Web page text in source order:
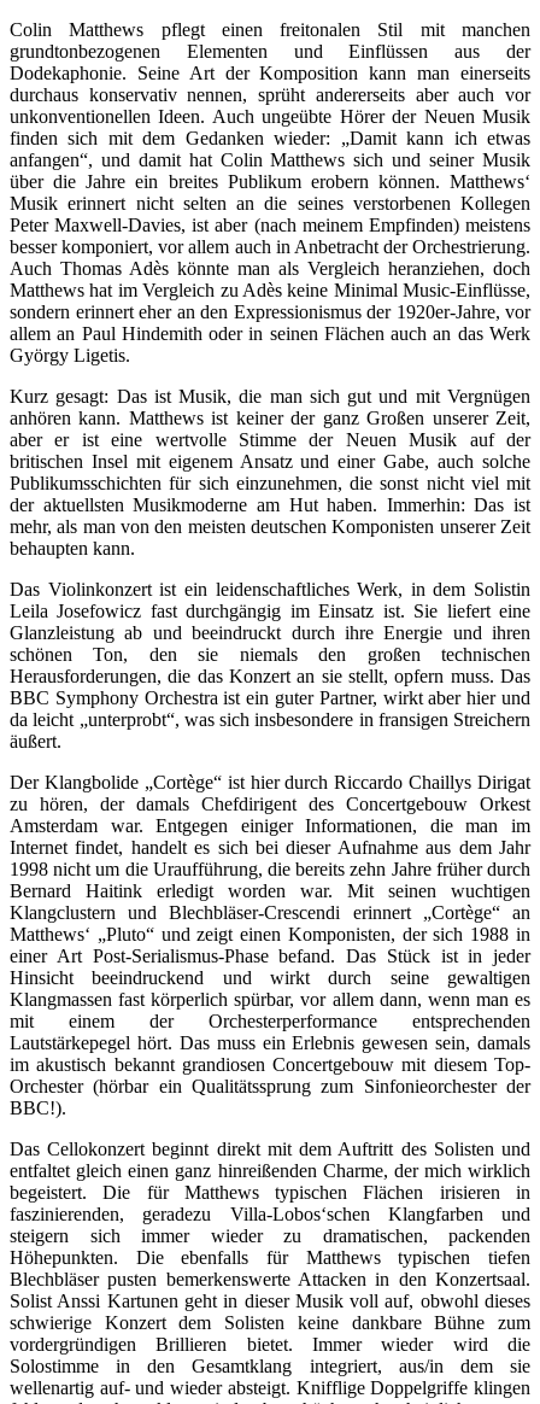
Colin Matthews pflegt einen freitonalen Stil mit manchen
grundtonbezogenen Elementen und Einflüssen aus der
Dodekaphonie. Seine Art der Komposition kann man einerseits
durchaus konservativ nennen, sprüht andererseits aber auch vor
unkonventionellen Ideen. Auch ungeübte Hörer der Neuen Musik
finden sich mit dem Gedanken wieder: „Damit kann ich etwas
anfangen“, und damit hat Colin Matthews sich und seiner Musik
über die Jahre ein breites Publikum erobern können. Matthews‘
Musik erinnert nicht selten an die seines verstorbenen Kollegen
Peter Maxwell-Davies, ist aber (nach meinem Empfinden) meistens
besser komponiert, vor allem auch in Anbetracht der Orchestrierung.
Auch Thomas Adès könnte man als Vergleich heranziehen, doch
Matthews hat im Vergleich zu Adès keine Minimal Music-Einflüsse,
sondern erinnert eher an den Expressionismus der 1920er-Jahre, vor
allem an Paul Hindemith oder in seinen Flächen auch an das Werk
György Ligetis.
Kurz gesagt: Das ist Musik, die man sich gut und mit Vergnügen
anhören kann. Matthews ist keiner der ganz Großen unserer Zeit,
aber er ist eine wertvolle Stimme der Neuen Musik auf der
britischen Insel mit eigenem Ansatz und einer Gabe, auch solche
Publikumsschichten für sich einzunehmen, die sonst nicht viel mit
der aktuellsten Musikmoderne am Hut haben. Immerhin: Das ist
mehr, als man von den meisten deutschen Komponisten unserer Zeit
behaupten kann.
Das Violinkonzert ist ein leidenschaftliches Werk, in dem Solistin
Leila Josefowicz fast durchgängig im Einsatz ist. Sie liefert eine
Glanzleistung ab und beeindruckt durch ihre Energie und ihren
schönen Ton, den sie niemals den großen technischen
Herausforderungen, die das Konzert an sie stellt, opfern muss. Das
BBC Symphony Orchestra ist ein guter Partner, wirkt aber hier und
da leicht „unterprobt“, was sich insbesondere in fransigen Streichern
äußert.
Der Klangbolide „Cortège“ ist hier durch Riccardo Chaillys Dirigat
zu hören, der damals Chefdirigent des Concertgebouw Orkest
Amsterdam war. Entgegen einiger Informationen, die man im
Internet findet, handelt es sich bei dieser Aufnahme aus dem Jahr
1998 nicht um die Uraufführung, die bereits zehn Jahre früher durch
Bernard Haitink erledigt worden war. Mit seinen wuchtigen
Klangclustern und Blechbläser-Crescendi erinnert „Cortège“ an
Matthews‘ „Pluto“ und zeigt einen Komponisten, der sich 1988 in
einer Art Post-Serialismus-Phase befand. Das Stück ist in jeder
Hinsicht beeindruckend und wirkt durch seine gewaltigen
Klangmassen fast körperlich spürbar, vor allem dann, wenn man es
mit einem der Orchesterperformance entsprechenden
Lautstärkepegel hört. Das muss ein Erlebnis gewesen sein, damals
im akustisch bekannt grandiosen Concertgebouw mit diesem Top-
Orchester (hörbar ein Qualitätssprung zum Sinfonieorchester der
BBC!).
Das Cellokonzert beginnt direkt mit dem Auftritt des Solisten und
entfaltet gleich einen ganz hinreißenden Charme, der mich wirklich
begeistert. Die für Matthews typischen Flächen irisieren in
faszinierenden, geradezu Villa-Lobos‘schen Klangfarben und
steigern sich immer wieder zu dramatischen, packenden
Höhepunkten. Die ebenfalls für Matthews typischen tiefen
Blechbläser pusten bemerkenswerte Attacken in den Konzertsaal.
Solist Anssi Kartunen geht in dieser Musik voll auf, obwohl dieses
schwierige Konzert dem Solisten keine dankbare Bühne zum
vordergründigen Brillieren bietet. Immer wieder wird die
Solostimme in den Gesamtklang integriert, aus/in dem sie
wellenartig auf- und wieder absteigt. Knifflige Doppelgriffe klingen